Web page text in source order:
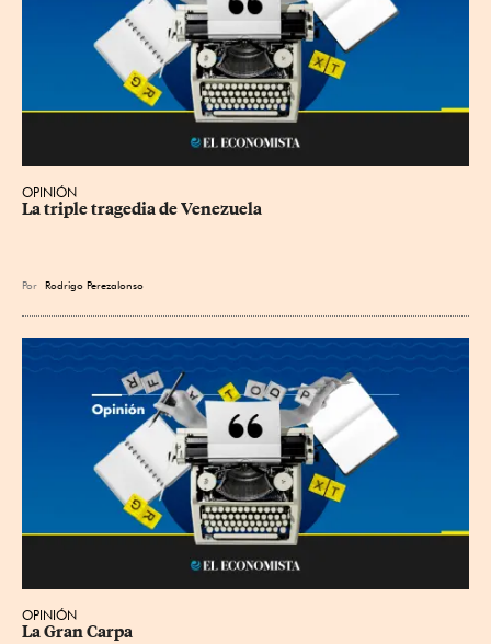
OPINIÓN
La triple tragedia de Venezuela
Por Rodrigo Perezalonso
OPINIÓN
La Gran Carpa